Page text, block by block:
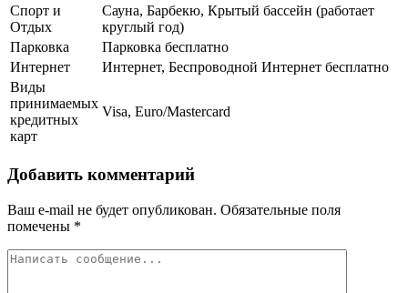
Спорт и
Отдых
Сауна, Барбекю, Крытый бассейн (работает
круглый год)
Парковка
Парковка бесплатно
Интернет
Интернет, Беспроводной Интернет бесплатно
Виды
принимаемых
кредитных
карт
Visa, Euro/Mastercard
Добавить комментарий
Ваш e-mail не будет опубликован. Обязательные поля
помечены *